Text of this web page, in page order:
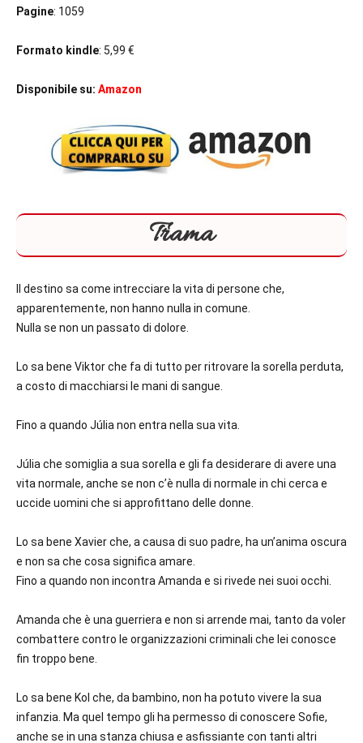
Pagine: 1059
Formato kindle: 5,99 €
Disponibile su: Amazon
Trama
Il destino sa come intrecciare la vita di persone che,
apparentemente, non hanno nulla in comune.
Nulla se non un passato di dolore.
Lo sa bene Viktor che fa di tutto per ritrovare la sorella perduta,
a costo di macchiarsi le mani di sangue.
Fino a quando Júlia non entra nella sua vita.
Júlia che somiglia a sua sorella e gli fa desiderare di avere una
vita normale, anche se non c’è nulla di normale in chi cerca e
uccide uomini che si approfittano delle donne.
Lo sa bene Xavier che, a causa di suo padre, ha un’anima oscura
e non sa che cosa significa amare.
Fino a quando non incontra Amanda e si rivede nei suoi occhi.
Amanda che è una guerriera e non si arrende mai, tanto da voler
combattere contro le organizzazioni criminali che lei conosce
fin troppo bene.
Lo sa bene Kol che, da bambino, non ha potuto vivere la sua
infanzia. Ma quel tempo gli ha permesso di conoscere Sofie,
anche se in una stanza chiusa e asfissiante con tanti altri